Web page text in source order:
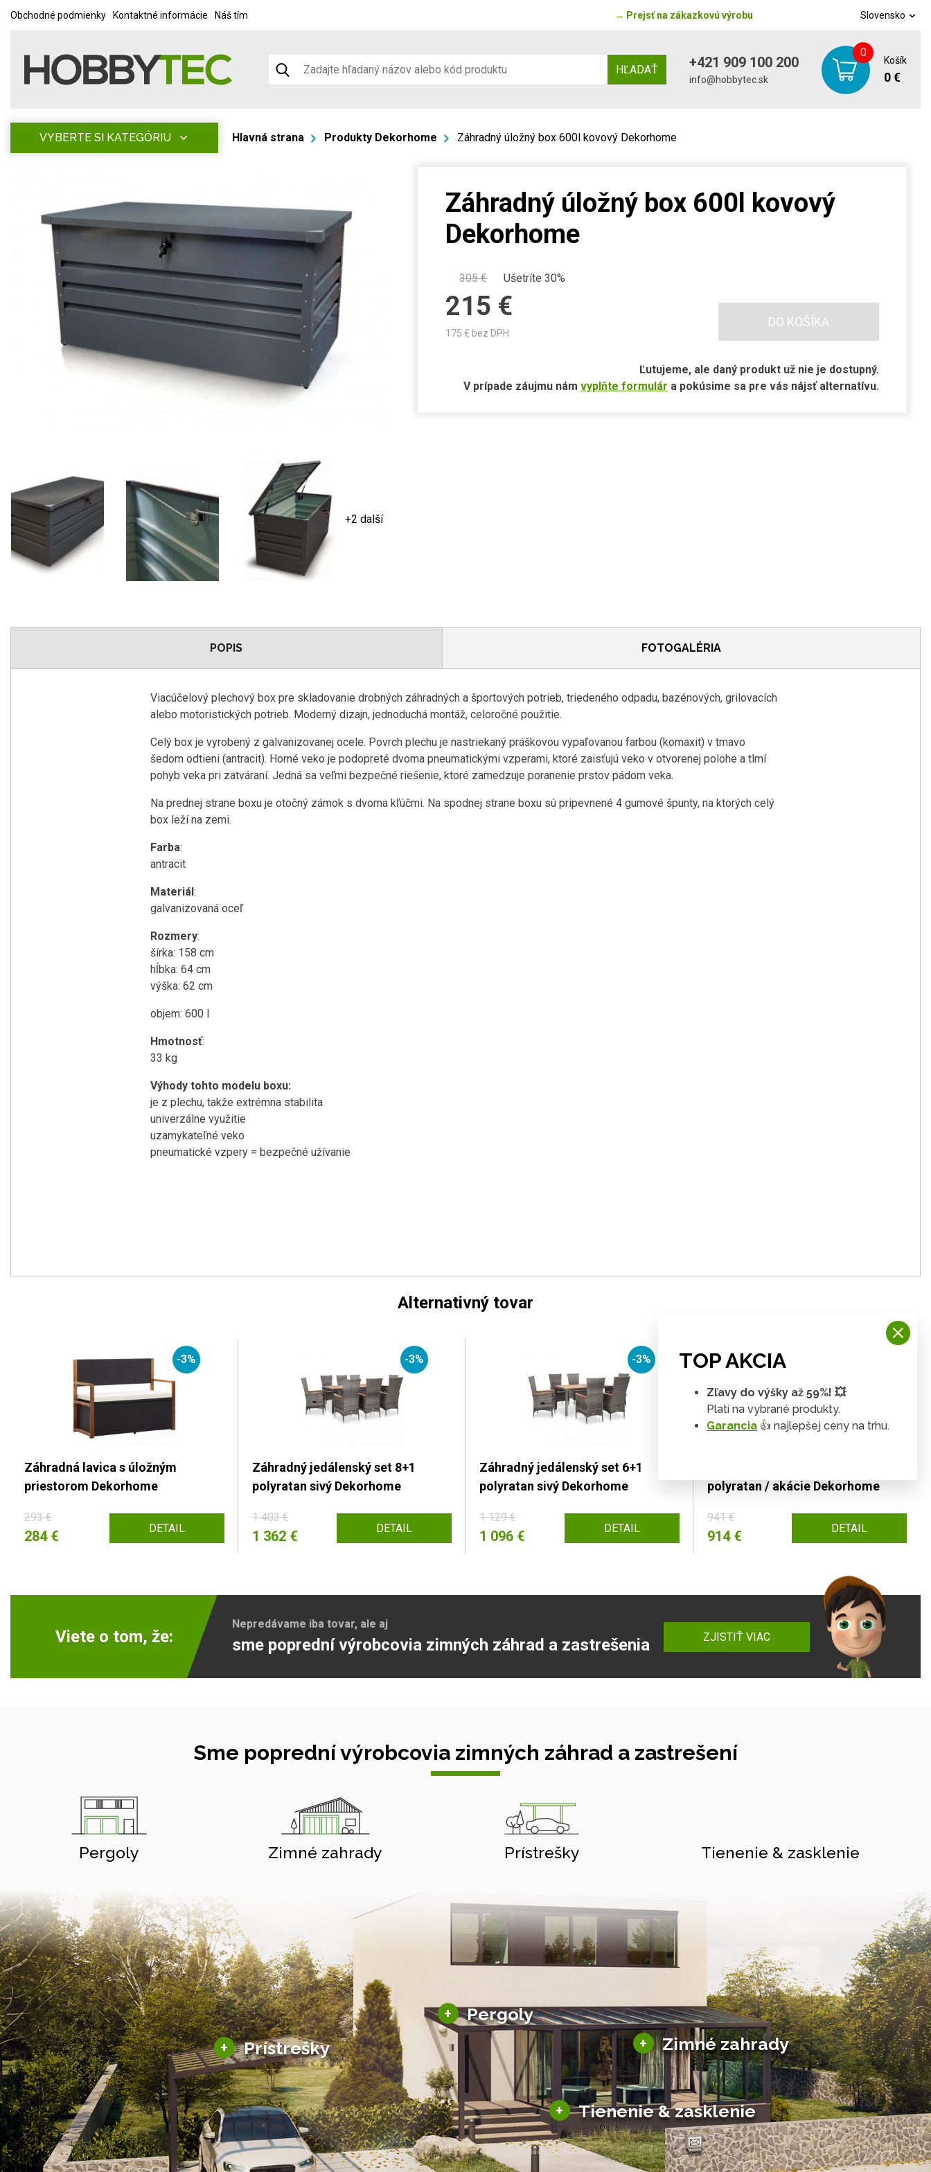
Obchodné podmienky Kontaktné informácie Náš tím → Prejsť na zákazkovú výrobu Slovensko
HĽADAŤ +421 909 100 200
info@hobbytec.sk
0
Košík
0 €
VYBERTE SI KATEGÓRIU Hlavná strana Produkty Dekorhome Záhradný úložný box 600l kovový Dekorhome
+2 další
Záhradný úložný box 600l kovový
Dekorhome
305€ Ušetríte 30%
215 €
175 € bez DPH
DO KOŠÍKA
Ľutujeme, ale daný produkt už nie je dostupný.
V prípade záujmu nám vyplňte formulár a pokúsime sa pre vás nájsť alternatívu.
POPIS FOTOGALÉRIA
Viacúčelový plechový box pre skladovanie drobných záhradných a športových potrieb, triedeného odpadu, bazénových, grilovacích
alebo motoristických potrieb. Moderný dizajn, jednoduchá montáž, celoročné použitie.
Celý box je vyrobený z galvanizovanej ocele. Povrch plechu je nastriekaný práškovou vypaľovanou farbou (komaxit) v tmavo
šedom odtieni (antracit). Horné veko je podopreté dvoma pneumatickými vzperami, ktoré zaisťujú veko v otvorenej polohe a tlmí
pohyb veka pri zatváraní. Jedná sa veľmi bezpečné riešenie, ktoré zamedzuje poranenie prstov pádom veka.
Na prednej strane boxu je otočný zámok s dvoma kľúčmi. Na spodnej strane boxu sú pripevnené 4 gumové špunty, na ktorých celý
box leží na zemi.
Farba:
antracit
Materiál:
galvanizovaná oceľ
Rozmery:
šírka: 158 cm
hĺbka: 64 cm
výška: 62 cm
objem: 600 l
Hmotnosť:
33 kg
Výhody tohto modelu boxu:
je z plechu, takže extrémna stabilita
univerzálne využitie
uzamykateľné veko
pneumatické vzpery = bezpečné užívanie
Alternativný tovar
-3%
Záhradná lavica s úložným
priestorom Dekorhome
293 €
284 € DETAIL
-3%
Záhradný jedálenský set 8+1
polyratan sivý Dekorhome
1 403 €
1 362 € DETAIL
-3%
Záhradný jedálenský set 6+1
polyratan sivý Dekorhome
1 129 €
1 096 € DETAIL
polyratan / akácie Dekorhome
941 €
914 € DETAIL
Viete o tom, že:
Nepredávame iba tovar, ale aj
sme poprední výrobcovia zimných záhrad a zastrešenia ZJISTIŤ VIAC
Sme poprední výrobcovia zimných záhrad a zastrešení
Pergoly Zimné zahrady Prístrešky Tienenie & zasklenie
+ Pergoly
Hliníkové pergoly
Bioklimatické pergoly
Altány a zastrešenie
Solárne pergoly
+ Zimné zahrady
Sezónne zimné záhrady
Hliníkové zimné záhrady
Posuvné zimné záhrady
Solárne zimné záhrady
+ Prístrešky
Hliníkové prístrešky
Solárne prístrešky pre auto
+ Tienenie & zasklenie
Tienenie
Zasklenie
TOP AKCIA
Zľavy do výšky až 59%! 💥
Platí na vybrané produkty.
Garancia 👍 najlepšej ceny na trhu.